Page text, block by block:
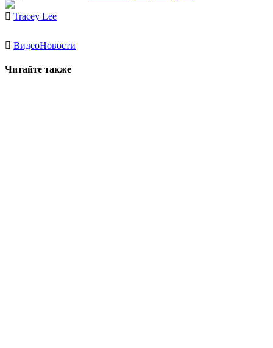
Tracey Lee
ВидеоНовости
Читайте также